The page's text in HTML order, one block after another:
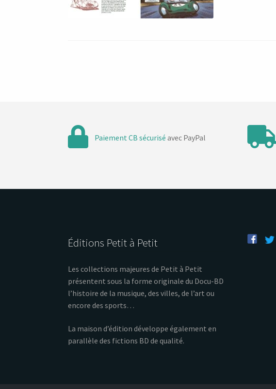
Paiement CB sécurisé avec PayPal
Éditions Petit à Petit
Les collections majeures de Petit à Petit
présentent sous la forme originale du Docu-BD
l’histoire de la musique, des villes, de l’art ou
encore des sports…
La maison d’édition développe également en
parallèle des fictions BD de qualité.